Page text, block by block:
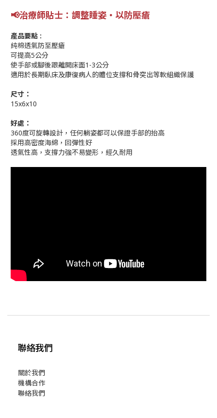
📢治療師貼士： 調整睡姿‧以防壓瘡
產品要點 :
純棉透氣防至壓瘡
可提高5公分
使手部或腳後跟離開床面1-3公分
適用於長期臥床及康復病人的體位支撐和骨突出等軟組織保護
尺寸：
15x6x10
好處：
360度可旋轉設計，任何躺姿都可以保證手部的抬高
採用高密度海綿，回彈性好
透氣性高，支撐力強不易變形，經久耐用
聯絡我們
關於我們
機構合作
聯絡我們